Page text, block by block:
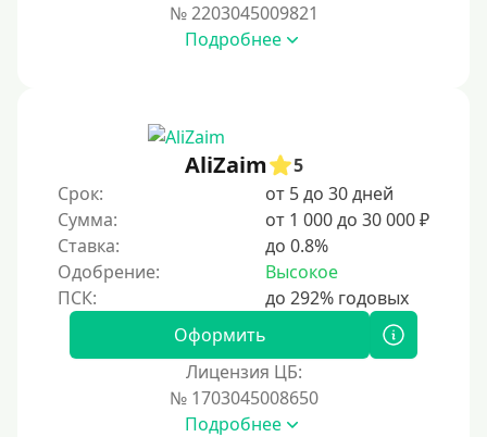
За час
Срочные
Моментальные онлайн
Экспресс
В день обращения
№ 2203045009821
Подробнее
AliZaim
5
Срок:
от 5 до 30 дней
Сумма:
от 1 000 до 30 000 ₽
Ставка:
до 0.8%
Одобрение:
Высокое
Оформить
Лицензия ЦБ:
№ 1703045008650
Подробнее